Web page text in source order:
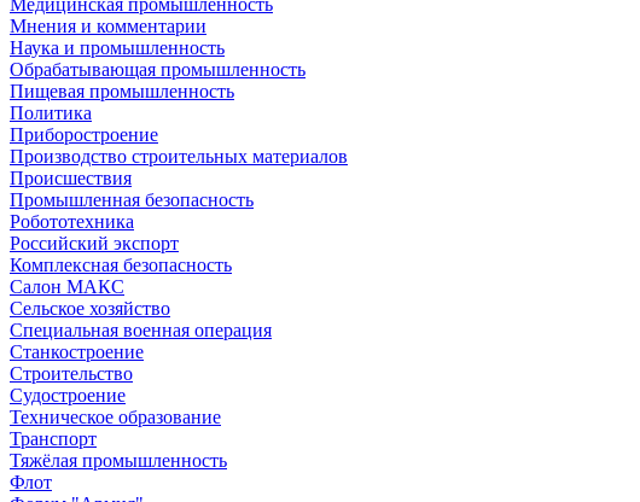
Мнения и комментарии
Наука и промышленность
Обрабатывающая промышленность
Пищевая промышленность
Политика
Приборостроение
Производство строительных материалов
Происшествия
Промышленная безопасность
Робототехника
Российский экспорт
Комплексная безопасность
Салон МАКС
Сельское хозяйство
Специальная военная операция
Станкостроение
Строительство
Судостроение
Техническое образование
Транспорт
Тяжёлая промышленность
Флот